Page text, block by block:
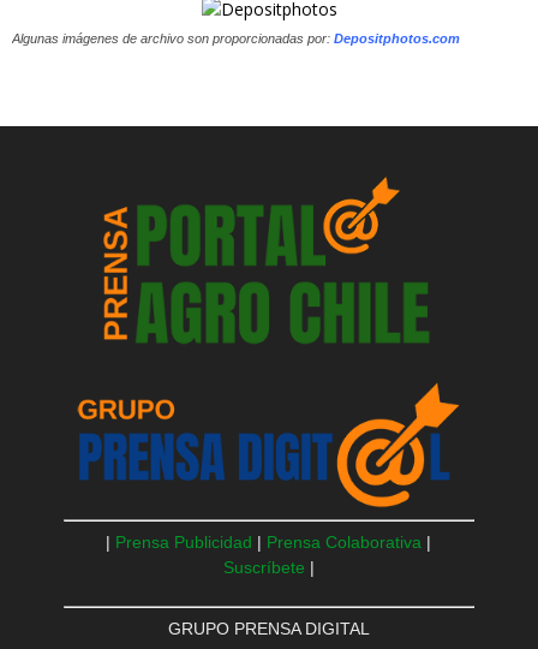
Algunas imágenes de archivo son proporcionadas por: Depositphotos.com
| Prensa Publicidad | Prensa Colaborativa |
Suscríbete |
GRUPO PRENSA DIGITAL